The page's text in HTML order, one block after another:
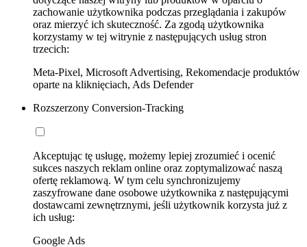
zachowanie użytkownika podczas przeglądania i zakupów
oraz mierzyć ich skuteczność. Za zgodą użytkownika
korzystamy w tej witrynie z następujących usług stron
trzecich:
Meta-Pixel, Microsoft Advertising, Rekomendacje produktów
oparte na kliknięciach, Ads Defender
Rozszerzony Conversion-Tracking
Akceptując tę usługę, możemy lepiej zrozumieć i ocenić
sukces naszych reklam online oraz zoptymalizować naszą
ofertę reklamową. W tym celu synchronizujemy
zaszyfrowane dane osobowe użytkownika z następującymi
dostawcami zewnętrznymi, jeśli użytkownik korzysta już z
ich usług:
Google Ads